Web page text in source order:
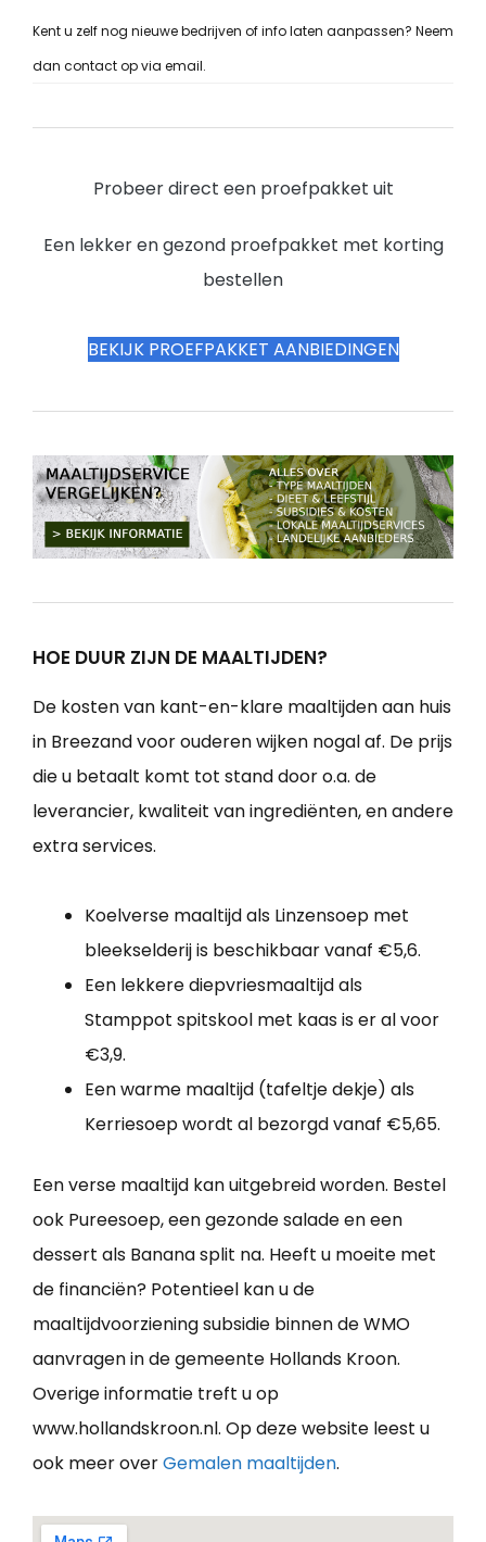
Kent u zelf nog nieuwe bedrijven of info laten aanpassen? Neem
dan contact op via email.
Probeer direct een proefpakket uit
Een lekker en gezond proefpakket met korting
bestellen
BEKIJK PROEFPAKKET AANBIEDINGEN
HOE DUUR ZIJN DE MAALTIJDEN?
De kosten van kant-en-klare maaltijden aan huis
in Breezand voor ouderen wijken nogal af. De prijs
die u betaalt komt tot stand door o.a. de
leverancier, kwaliteit van ingrediënten, en andere
extra services.
Koelverse maaltijd als Linzensoep met
bleekselderij is beschikbaar vanaf €5,6.
Een lekkere diepvriesmaaltijd als
Stamppot spitskool met kaas is er al voor
€3,9.
Een warme maaltijd (tafeltje dekje) als
Kerriesoep wordt al bezorgd vanaf €5,65.
Een verse maaltijd kan uitgebreid worden. Bestel
ook Pureesoep, een gezonde salade en een
dessert als Banana split na. Heeft u moeite met
de financiën? Potentieel kan u de
maaltijdvoorziening subsidie binnen de WMO
aanvragen in de gemeente Hollands Kroon.
Overige informatie treft u op
www.hollandskroon.nl. Op deze website leest u
ook meer overGemalen maaltijden.